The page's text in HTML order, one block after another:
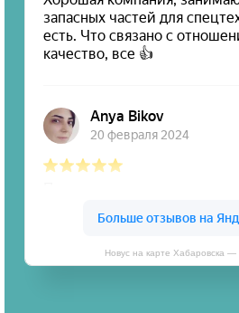
Новус на карте Хабаровска